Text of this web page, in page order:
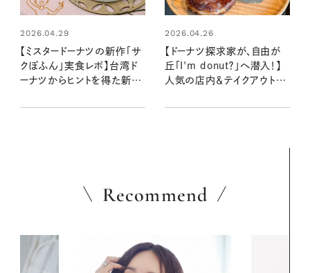
2026.04.29
【ミスタードーナツの新作「サ
クぽふん」実食レポ】台湾ド
ーナツからヒントを得た新食
ドーナツ探求家も感動！
2026.04.26
【ドーナツ探求家が、自由が
丘「I'm donut？」へ潜入！】
人気の店内＆テイクアウトメ
上を堪能：ロキさんのドーナ
Recommend